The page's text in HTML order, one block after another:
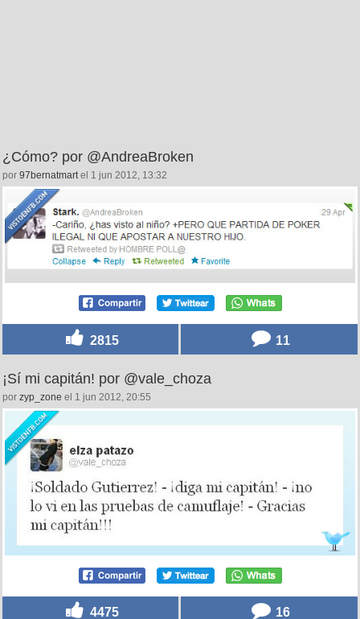
¿Cómo? por @AndreaBroken
por 97bernatmart el 1 jun 2012, 13:32
2815 11
¡Sí mi capitán! por @vale_choza
por zyp_zone el 1 jun 2012, 20:55
4475 16